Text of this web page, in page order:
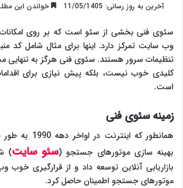
آخرین به روز رسانی: 11/05/1405 خواندن این مطلب 3 دقیقه زمان
سئوی فنی بخشی از سئو است که بر روی
وب سایت تمرکز دارد. اینها برای مثال شامل کد
تنظیمات سرور هستند. سئوی فنی هرگز به تنهایی
کلیدی خوب نیست، بلکه پیش نیازی برای
است.
زمینه سئوی فنی
همانطور که
بهینه سازی موتورهای جستجو (سئو سایت)
موتورهای جستجو اطمینان حاصل کرد.